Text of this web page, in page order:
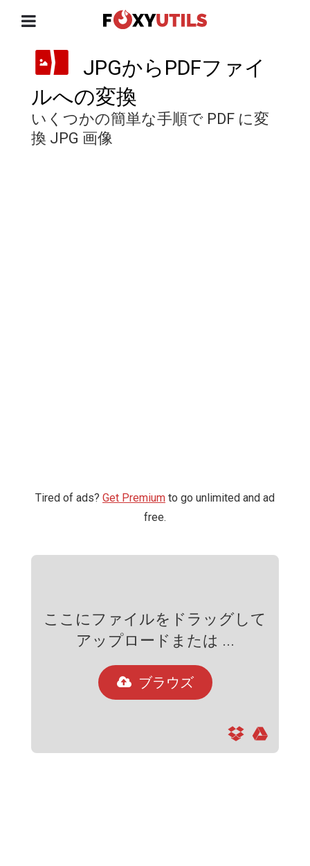
JPGからPDFファイ
ルへの変換
いくつかの簡単な手順で PDF に変
換 JPG 画像
Tired of ads? Get Premium to go unlimited and ad
free.
ここにファイルをドラッグして
アップロードまたは ...
ブラウズ